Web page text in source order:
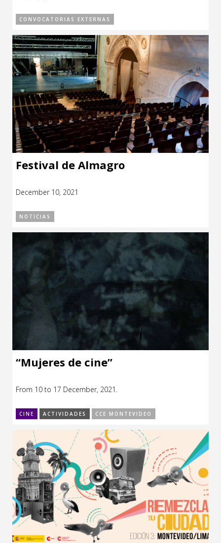
CONVOCATORIAS EXTERNAS
Festival de Almagro
December 10, 2021
NOTICIAS
“Mujeres de cine”
From 10 to 17 December, 2021.
CINE ACTIVIDADES CCE MONTEVIDEO